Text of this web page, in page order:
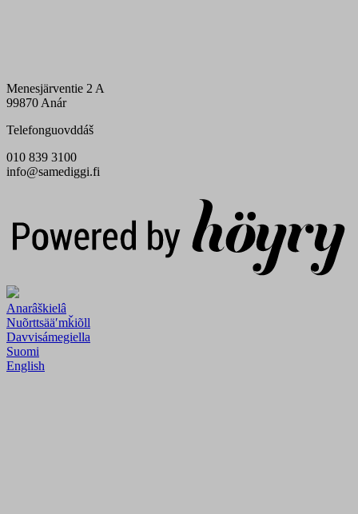
Menesjärventie 2 A
99870 Anár
Telefonguovddáš
010 839 3100
info@samediggi.fi
Anarâškielâ
Nuõrttsääʹmǩiõll
Davvisámegiella
Suomi
English